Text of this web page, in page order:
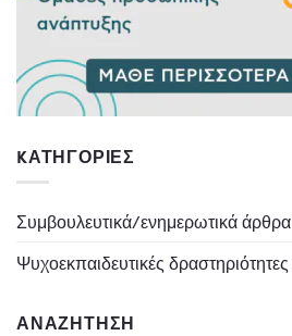
KΑΤΗΓΟΡΊΕΣ
Συμβουλευτικά/ενημερωτικά άρθρα
Ψυχοεκπαιδευτικές δραστηριότητες
ΑΝΑΖΉΤΗΣΗ